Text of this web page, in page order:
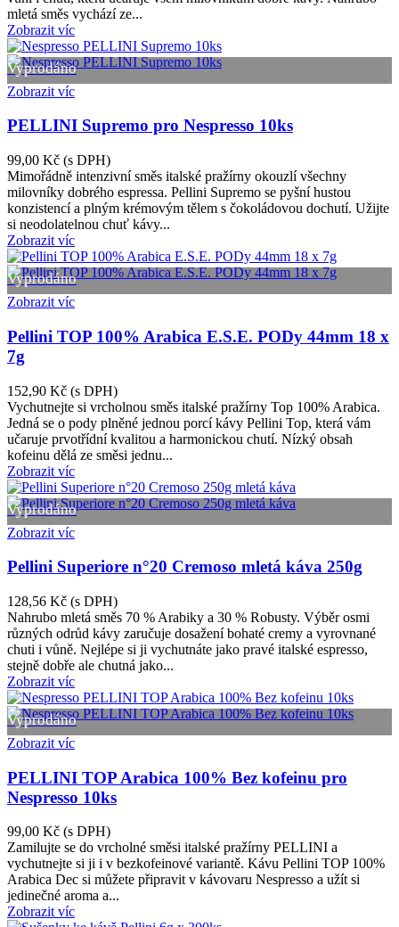
mletá směs vychází ze...
Zobrazit víc
Vyprodáno
Zobrazit víc
PELLINI Supremo pro Nespresso 10ks
99,00 Kč (s DPH)
Mimořádně intenzivní směs italské pražírny okouzlí všechny
milovníky dobrého espressa. Pellini Supremo se pyšní hustou
konzistencí a plným krémovým tělem s čokoládovou dochutí. Užijte
si neodolatelnou chuť kávy...
Zobrazit víc
Vyprodáno
Zobrazit víc
Pellini TOP 100% Arabica E.S.E. PODy 44mm 18 x
7g
152,90 Kč (s DPH)
Vychutnejte si vrcholnou směs italské pražírny Top 100% Arabica.
Jedná se o pody plněné jednou porcí kávy Pellini Top, která vám
učaruje prvotřídní kvalitou a harmonickou chutí. Nízký obsah
kofeinu dělá ze směsi jednu...
Zobrazit víc
Vyprodáno
Zobrazit víc
Pellini Superiore n°20 Cremoso mletá káva 250g
128,56 Kč (s DPH)
Nahrubo mletá směs 70 % Arabiky a 30 % Robusty. Výběr osmi
různých odrůd kávy zaručuje dosažení bohaté cremy a vyrovnané
chuti i vůně. Nejlépe si ji vychutnáte jako pravé italské espresso,
stejně dobře ale chutná jako...
Zobrazit víc
Vyprodáno
Zobrazit víc
PELLINI TOP Arabica 100% Bez kofeinu pro
Nespresso 10ks
99,00 Kč (s DPH)
Zamilujte se do vrcholné směsi italské pražírny PELLINI a
vychutnejte si ji i v bezkofeinové variantě. Kávu Pellini TOP 100%
Arabica Dec si můžete připravit v kávovaru Nespresso a užít si
jedinečné aroma a...
Zobrazit víc